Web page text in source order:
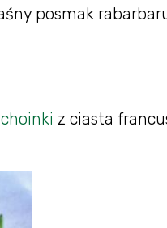
posmak
z ciasta